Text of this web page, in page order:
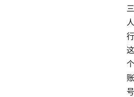
三
人
行
这
个
账
号